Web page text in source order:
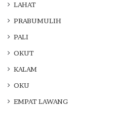
LAHAT
PRABUMULIH
PALI
OKUT
KALAM
OKU
EMPAT LAWANG